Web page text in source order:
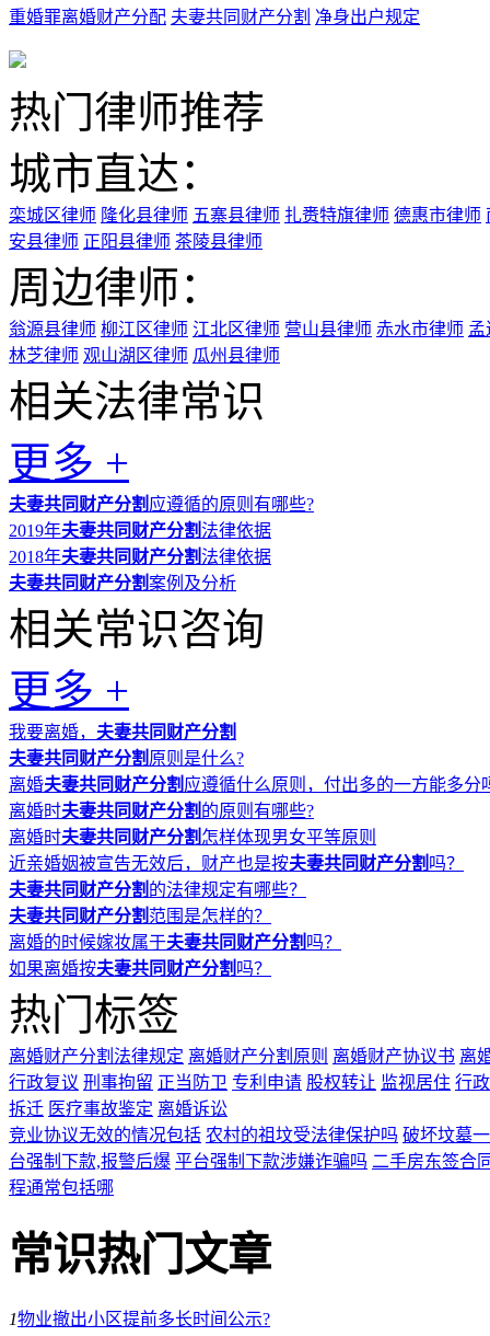
重婚罪离婚财产分配 夫妻共同财产分割 净身出户规定
热门律师推荐
城市直达：
栾城区律师 隆化县律师 五寨县律师 扎赉特旗律师 德惠市律师
安县律师 正阳县律师 茶陵县律师
周边律师：
翁源县律师 柳江区律师 江北区律师 营山县律师 赤水市律师 孟
林芝律师 观山湖区律师 瓜州县律师
相关法律常识
更多 +
夫妻共同财产分割 应遵循的原则有哪些?
2019年夫妻共同财产分割法律依据
2018年夫妻共同财产分割法律依据
夫妻共同财产分割案例及分析
相关常识咨询
更多 +
我要离婚， 夫妻共同财产分割
夫妻共同财产分割 原则是什么?
离婚夫妻共同财产分割 应遵循什么原则，付出多的一方能多分
离婚时夫妻共同财产分割 的原则有哪些?
离婚时夫妻共同财产分割 怎样体现男女平等原则
近亲婚姻被宣告无效后，财产也是按夫妻共同财产分割 吗？
夫妻共同财产分割 的法律规定有哪些？
夫妻共同财产分割 范围是怎样的？
离婚的时候嫁妆属于夫妻共同财产分割 吗？
如果离婚按夫妻共同财产分割 吗？
热门标签
离婚财产分割法律规定 离婚财产分割原则 离婚财产协议书 离
行政复议 刑事拘留 正当防卫 专利申请 股权转让 监视居住 行
拆迁 医疗事故鉴定 离婚诉讼
竞业协议无效的情况包括 农村的祖坟受法律保护吗 破坏坟墓
台强制下款,报警后爆 平台强制下款涉嫌诈骗吗 二手房东签合
程通常包括哪
常识热门文章
1物业撤出小区提前多长时间公示?